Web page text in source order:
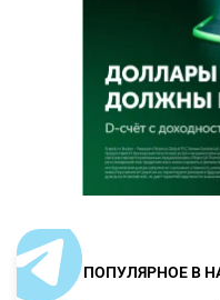
ПОПУЛЯРНОЕ В